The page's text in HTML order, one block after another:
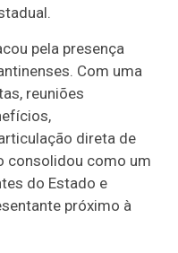
pela presença
Com uma
reuniões
direta de
consolidou como um
do Estado e
próximo à